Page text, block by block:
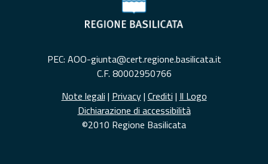
PEC: AOO-giunta@cert.regione.basilicata.it
C.F. 80002950766
Note legali | Privacy| Crediti | Il Logo
Dichiarazione di accessibilità
©2010 Regione Basilicata